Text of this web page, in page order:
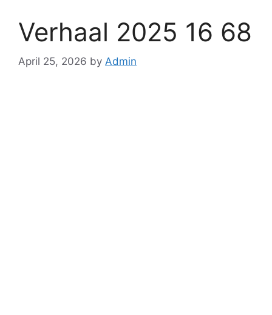
Verhaal 2025 16 68
April 25, 2026 by Admin